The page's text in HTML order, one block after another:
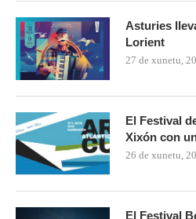
Asturies
Lorient
27 de xunetu,
El Festival
Xixón con
26 de xunetu,
El Festival